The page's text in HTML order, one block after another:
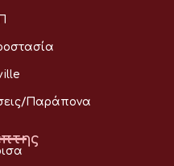
Παράπονα